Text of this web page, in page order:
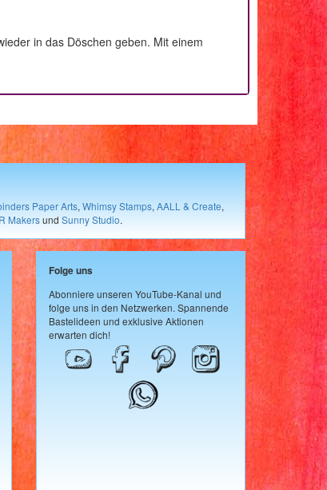
in das Döschen geben. Mit einem
Paper Arts, Whimsy Stamps, AALL & Create,
Makersund Sunny Studio.
Folge uns
Abonniere unseren YouTube-Kanal und
folge uns in den Netzwerken. Spannende
Bastelideen und exklusive Aktionen
erwarten dich!